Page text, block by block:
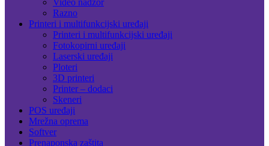
Video nadzor
Razno
Printeri i multifunkcijski uređaji
Printeri i multifunkcijski uređaji
Fotokopirni uređaji
Laserski uređaji
Ploteri
3D printeri
Printer – dodaci
Skeneri
POS uređaji
Mrežna oprema
Softver
Prenaponska zaštita